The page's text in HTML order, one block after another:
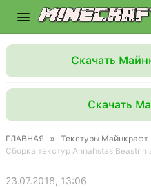
Скачать
Скачать
ГЛАВНАЯ » Текстуры Майнкрафт
Сборка текстур Annahstas
23.07.2018, 13:06